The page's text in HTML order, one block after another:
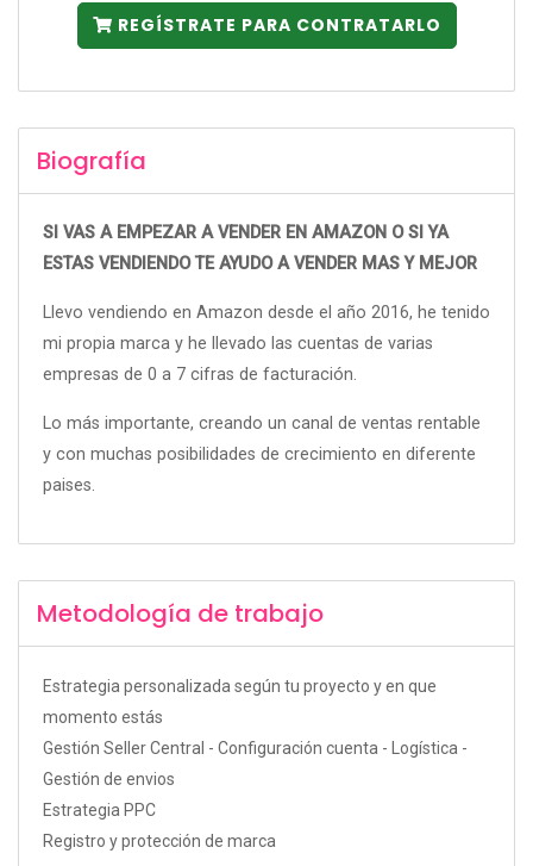
REGÍSTRATE PARA CONTRATARLO
Biografía
SI VAS A EMPEZAR A VENDER EN AMAZON O SI YA
ESTAS VENDIENDO TE AYUDO A VENDER MAS Y MEJOR
Llevo vendiendo en Amazon desde el año 2016, he tenido
mi propia marca y he llevado las cuentas de varias
empresas de 0 a 7 cifras de facturación.
Lo más importante, creando un canal de ventas rentable
y con muchas posibilidades de crecimiento en diferente
paises.
Metodología de trabajo
Estrategia personalizada según tu proyecto y en que
momento estás
Gestión Seller Central - Configuración cuenta - Logística -
Gestión de envios
Estrategia PPC
Registro y protección de marca